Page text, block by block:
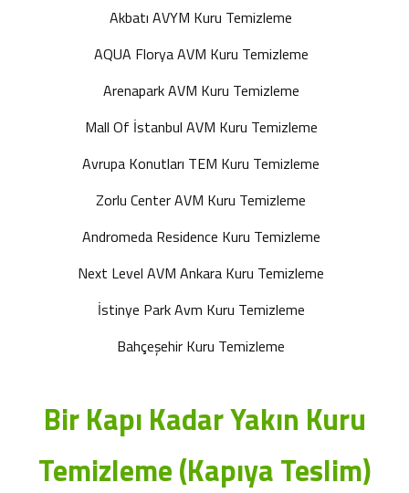
Akbatı AVYM Kuru Temizleme
AQUA Florya AVM Kuru Temizleme
Arenapark AVM Kuru Temizleme
Mall Of İstanbul AVM Kuru Temizleme
Avrupa Konutları TEM Kuru Temizleme
Zorlu Center AVM Kuru Temizleme
Andromeda Residence Kuru Temizleme
Next Level AVM Ankara Kuru Temizleme
İstinye Park Avm Kuru Temizleme
Bahçeşehir Kuru Temizleme
Bir Kapı Kadar Yakın Kuru
Temizleme (Kapıya Teslim)